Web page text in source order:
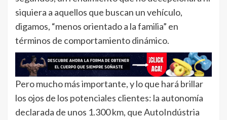
siquiera a aquellos que buscan un vehículo,
digamos, “menos orientado a la familia” en
términos de comportamiento dinámico.
Pero mucho más importante, y lo que hará brillar
los ojos de los potenciales clientes: la autonomía
declarada de unos 1.300 km, que AutoIndústria